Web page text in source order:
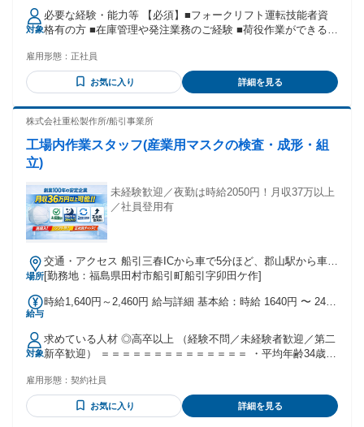
給￥277,200～￥358,600 基本給￥236,200～￥298,600 諸手当
￥41,000～￥60,000を含む/月 ■賞与実績:年2回（6･12月） 諸
手当：通勤手当（会社規定に基づき支給）、残業手当（残業
時間に応じて別途支給） 試用期間 有 期間：3ヶ月 備考：変更
対象
必要な経験・能力等 【必須】■フォークリフト運転技能者資
格有の方 ■在庫管理や発注業務のご経験 ■荷役作業ができる方
ない方 ＜次の資格を有する方は尚可＞ ■特別管理産業廃棄物
管理責任者 ■はい作業主任者 ■危険物取扱者 乙種４類 ■第一
種衛生管理者 ※入社後、会社の費用負担で上記の資格を取得
化学品を少量から生産可能な国内では希少な会社です。国内
電子材料原料、医薬品原料等、幅広い分野の受託製造販売を
雇用形態： 正社員
お気に入り 詳細を見る
株式会社重松製作所/船引事業所
工場内作業スタッフ(産業用マスクの検査・成形・組
立)
未経験歓迎／夜勤は時給2050円！月収37万以上
／社員登用有
場所
交通・アクセス 船引三春ICから車で5分ほど、郡山駅から車で
30分ほど★車通勤OK★郡山市からのアクセスも良い職場で
[勤務地：福島県田村市船引町船引字卯田ケ作]
給与
時給1,640円～2,460円 給与詳細 基本給：時給 1640円 〜 2460
時給2050円 （休日出勤はさらに時給25％UPで合計50％割
増！） ＜その他手当＞ ＊残業手当 ＊皆勤手当3000円 ＊交通
費規定支給（上限3万1600円） └支給例：片道25kmの場合、
月1万2900円
対象
求めている人材 ◎高卒以上 （経験不問／未経験者歓迎／第二
新卒歓迎） ＝＝＝＝＝＝＝＝＝＝＝＝＝＝ ・平均年齢34歳
雇用形態： 契約社員
お気に入り 詳細を見る